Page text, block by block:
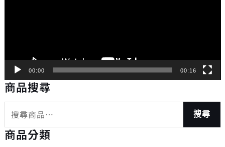
00:00 00:16
商品搜尋
搜尋
商品分類